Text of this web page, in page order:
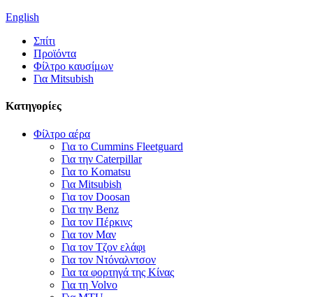
English
Σπίτι
Προϊόντα
Φίλτρο καυσίμων
Για Mitsubish
Κατηγορίες
Φίλτρο αέρα
Για το Cummins Fleetguard
Για την Caterpillar
Για το Komatsu
Για Mitsubish
Για τον Doosan
Για την Benz
Για τον Πέρκινς
Για τον Μαν
Για τον Τζον ελάφι
Για τον Ντόναλντσον
Για τα φορτηγά της Κίνας
Για τη Volvo